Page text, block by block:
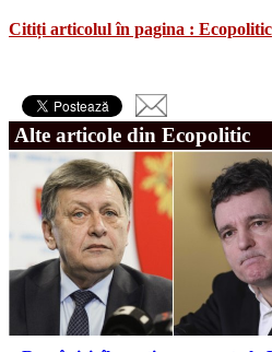
Citiți articolul în pagina : Ecopolitic
Alte articole din Ecopolitic